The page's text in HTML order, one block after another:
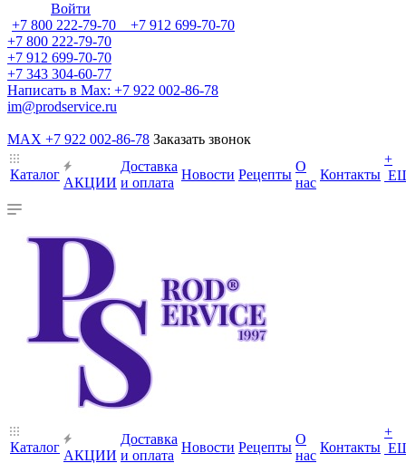
Войти
+7 800 222-79-70 +7 912 699-70-70
+7 800 222-79-70
+7 912 699-70-70
+7 343 304-60-77
Написать в Max: +7 922 002-86-78
im@prodservice.ru
MAX +7 922 002-86-78 Заказать звонок
Каталог
АКЦИИ
Доставка
и оплата
Новости Рецепты
О
нас
Контакты
+
Каталог
АКЦИИ
Доставка
и оплата
Новости Рецепты
О
нас
Контакты
+